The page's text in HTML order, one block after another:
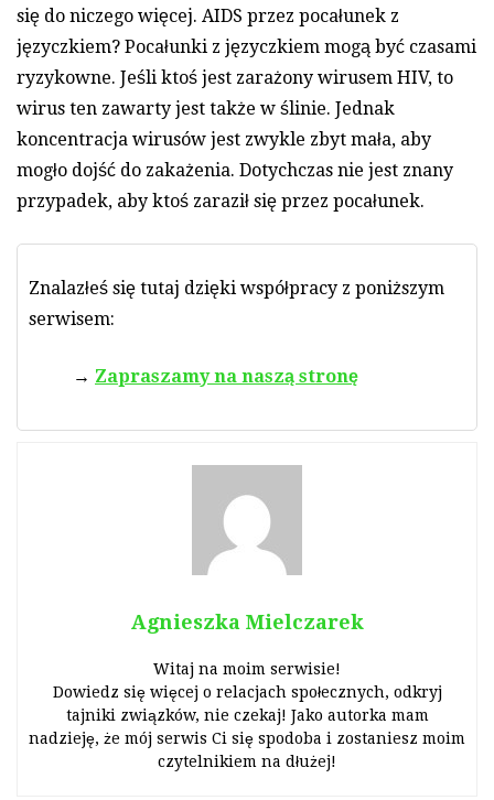
się do niczego więcej. AIDS przez pocałunek z
języczkiem? Pocałunki z języczkiem mogą być czasami
ryzykowne. Jeśli ktoś jest zarażony wirusem HIV, to
wirus ten zawarty jest także w ślinie. Jednak
koncentracja wirusów jest zwykle zbyt mała, aby
mogło dojść do zakażenia. Dotychczas nie jest znany
przypadek, aby ktoś zaraził się przez pocałunek.
Znalazłeś się tutaj dzięki współpracy z poniższym
serwisem:
Zapraszamy na naszą stronę
Agnieszka Mielczarek
Witaj na moim serwisie!
Dowiedz się więcej o relacjach społecznych, odkryj
tajniki związków, nie czekaj! Jako autorka mam
nadzieję, że mój serwis Ci się spodoba i zostaniesz moim
czytelnikiem na dłużej!